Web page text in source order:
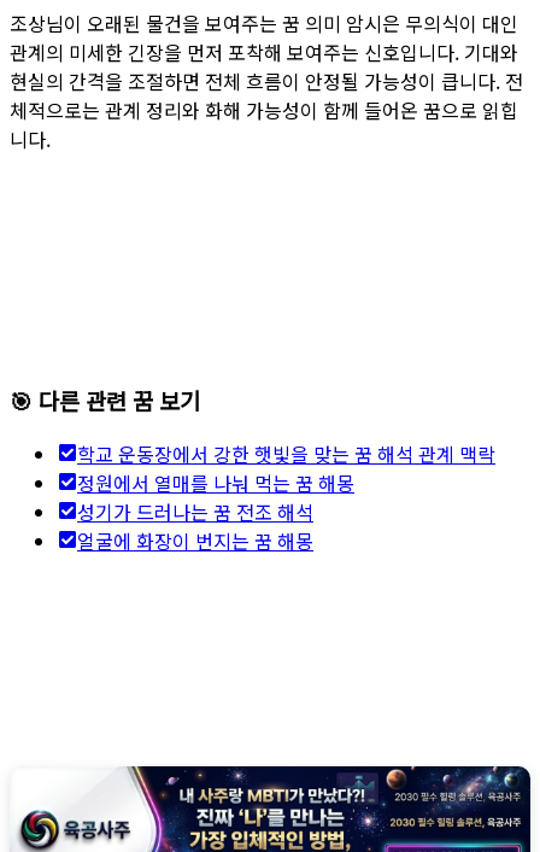
조상님이 오래된 물건을 보여주는 꿈 의미 암시은 무의식이 대인
관계의 미세한 긴장을 먼저 포착해 보여주는 신호입니다. 기대와
현실의 간격을 조절하면 전체 흐름이 안정될 가능성이 큽니다. 전
체적으로는 관계 정리와 화해 가능성이 함께 들어온 꿈으로 읽힙
니다.
🎯 다른 관련 꿈 보기
학교 운동장에서 강한 햇빛을 맞는 꿈 해석 관계 맥락
정원에서 열매를 나눠 먹는 꿈 해몽
성기가 드러나는 꿈 전조 해석
얼굴에 화장이 번지는 꿈 해몽